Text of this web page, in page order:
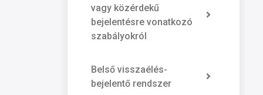
vagy közérdekű
bejelentésre vonatkozó
szabályokról
Belső visszaélés-
bejelentő rendszer